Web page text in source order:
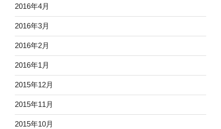
2016年4月
2016年3月
2016年2月
2016年1月
2015年12月
2015年11月
2015年10月